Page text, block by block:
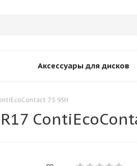
Аксессуары для дисков
7 S 95H